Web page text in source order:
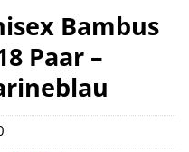
Bambus
Paar –